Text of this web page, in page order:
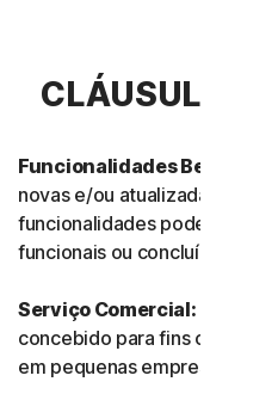
CLÁUSULA 1.ª
Funcionalidades Beta:
novas e/ou atualizadas ainda
funcionalidades podem ainda
funcionais ou concluídas.
Serviço Comercial:
concebido para fins
em pequenas empresas.